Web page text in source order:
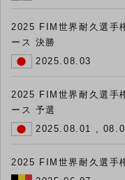
2025 FIM世界耐久選手
ース 決勝
2025.08.03
2025 FIM世界耐久選手
ース 予選
2025.08.01 ,
2025 FIM世界耐久選手